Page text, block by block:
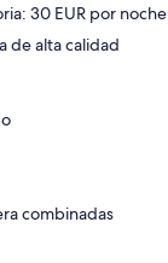
30 EUR por noche
de alta calidad
combinadas